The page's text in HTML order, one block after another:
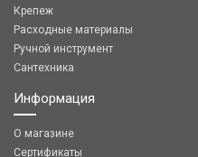
Крепеж
Расходные материалы
Ручной инструмент
Сантехника
Информация
О магазине
Сертификаты